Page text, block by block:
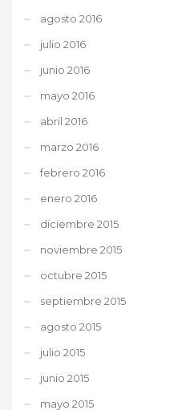
agosto 2016
julio 2016
junio 2016
mayo 2016
abril 2016
marzo 2016
febrero 2016
enero 2016
diciembre 2015
noviembre 2015
octubre 2015
septiembre 2015
agosto 2015
julio 2015
junio 2015
mayo 2015